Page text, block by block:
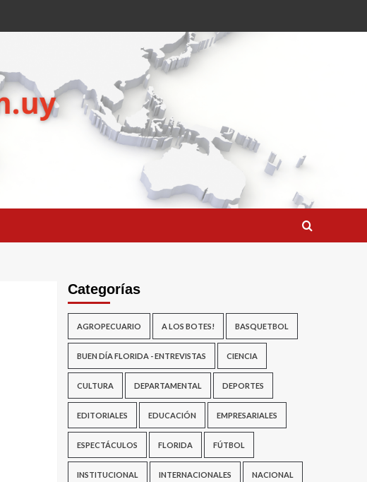
Categorías
AGROPECUARIO A LOS BOTES! BASQUETBOL
BUEN DÍA FLORIDA - ENTREVISTAS CIENCIA
CULTURA DEPARTAMENTAL DEPORTES
EDITORIALES EDUCACIÓN EMPRESARIALES
ESPECTÁCULOS FLORIDA FÚTBOL
INSTITUCIONAL INTERNACIONALES NACIONAL